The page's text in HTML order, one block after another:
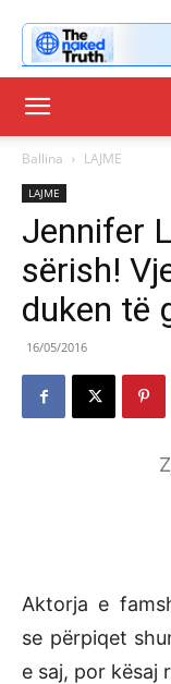
Ballina LAJME
LAJME
Jennifer
sërish!
duken të
16/05/2016
Aktorja e
se përpiqet
e saj, por kësaj